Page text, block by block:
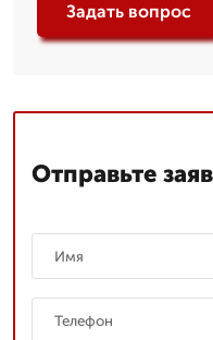
Задать вопрос
Отправьте